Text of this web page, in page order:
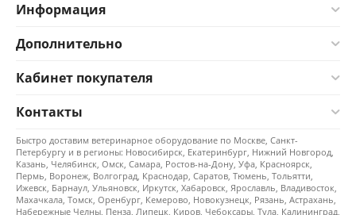
Информация
Дополнительно
Кабинет покупателя
Контакты
Быстро доставим ветеринарное оборудование по Москве, Санкт-
Петербургу и в регионы: Новосибирск, Екатеринбург, Нижний Новгород,
Казань, Челябинск, Омск, Самара, Ростов-на-Дону, Уфа, Красноярск,
Пермь, Воронеж, Волгоград, Краснодар, Саратов, Тюмень, Тольятти,
Ижевск, Барнаул, Ульяновск, Иркутск, Хабаровск, Ярославль, Владивосток,
Махачкала, Томск, Оренбург, Кемерово, Новокузнецк, Рязань, Астрахань,
Набережные Челны, Пенза, Липецк, Киров, Чебоксары, Тула, Калининград,